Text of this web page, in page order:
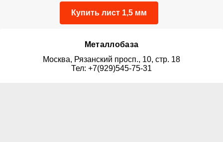
Купить лист 1,5 мм
Металлобаза
Москва, Рязанский просп., 10, стр. 18
Тел: +7(929)545-75-31